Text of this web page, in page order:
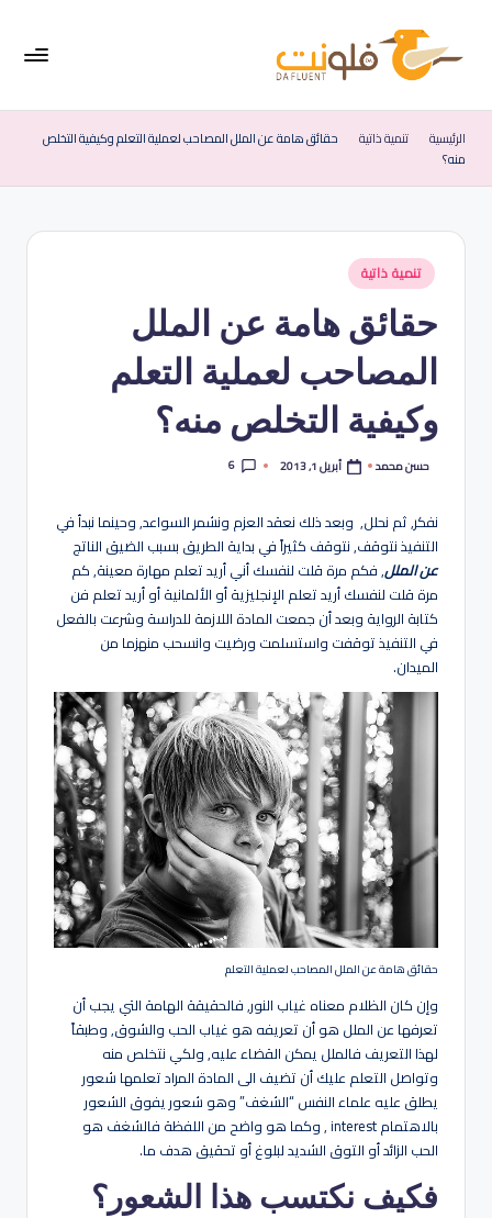
ون
ت
الإ
في
الرئيسية تنمية ذاتية
حقائق هامة عن الملل المصاحب لعملية التعلم وكيفية التخلص
منه؟
نُشر
في
تنمية ذاتية
حقائق هامة عن الملل
المصاحب لعملية التعلم
وكيفية التخلص منه؟
تمّ
حسن محمد أبريل 1, 2013 6
نفكر, ثم نحلل, وبعد ذلك نعقد العزم ونشمر السواعد, وحينما نبدأ في
التنفيذ نتوقف, نتوقف كثيراً في بداية الطريق بسبب الضيق الناتج
عن الملل, فكم مرة قلت لنفسك أني أريد تعلم مهارة معينة, كم
مرة قلت لنفسك أريد تعلم الإنجليزية أو الألمانية أو أريد تعلم فن
كتابة الرواية وبعد أن جمعت المادة اللازمة للدراسة وشرعت بالفعل
في التنفيذ توقفت واستسلمت ورضيت وانسحب منهزما من
الميدان.
حقائق هامة عن الملل المصاحب لعملية التعلم
وإن كان الظلام معناه غياب النور, فالحقيقة الهامة التي يجب أن
تعرفها عن الملل هو أن تعريفه هو غياب الحب والشوق, وطبقاً
لهذا التعريف فالملل يمكن القضاء عليه, ولكي نتخلص منه
وتواصل التعلم عليك أن تضيف الى المادة المراد تعلمها شعور
يطلق عليه علماء النفس “الشغف” وهو شعور يفوق الشعور
بالاهتمام interest , وكما هو واضح من اللفظة فالشغف هو
الحب الزائد أو التوق الشديد لبلوغ أو تحقيق هدف ما.
فكيف نكتسب هذا الشعور؟